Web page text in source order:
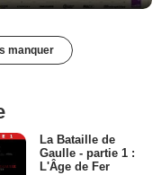
manquer
La Bataille de
Gaulle - partie 1 :
L'Âge de Fer